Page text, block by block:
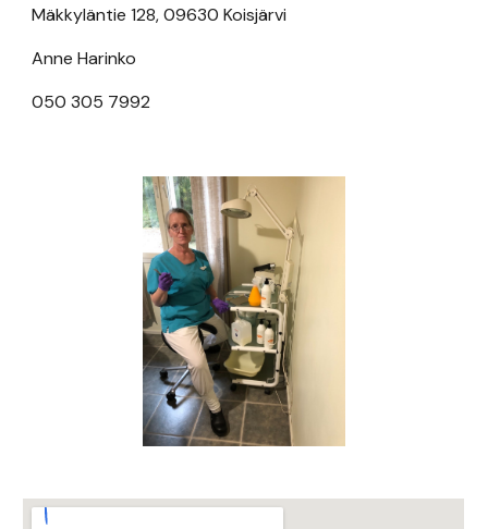
Mäkkyläntie 128, 09630 Koisjärvi
Anne Harinko
050 305 7992